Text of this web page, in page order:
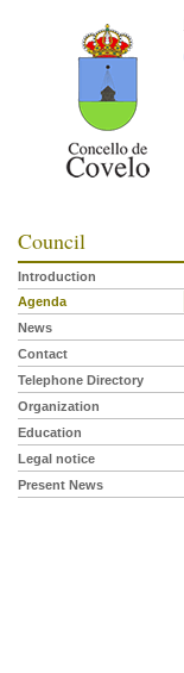
Council
Introduction
Agenda
News
Contact
Telephone Directory
Organization
Education
Legal notice
Present News